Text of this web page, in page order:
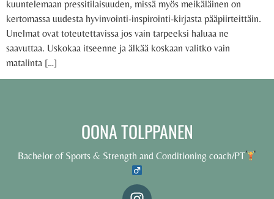
kuuntelemaan pressitilaisuuden, missä myös meikäläinen on
kertomassa uudesta hyvinvointi-inspirointi-kirjasta pääpiirteittäin.
Unelmat ovat toteutettavissa jos vain tarpeeksi haluaa ne
saavuttaa. Uskokaa itseenne ja älkää koskaan valitko vain
matalinta […]
OONA TOLPPANEN
Bachelor of Sports & Strength and Conditioning coach/PT